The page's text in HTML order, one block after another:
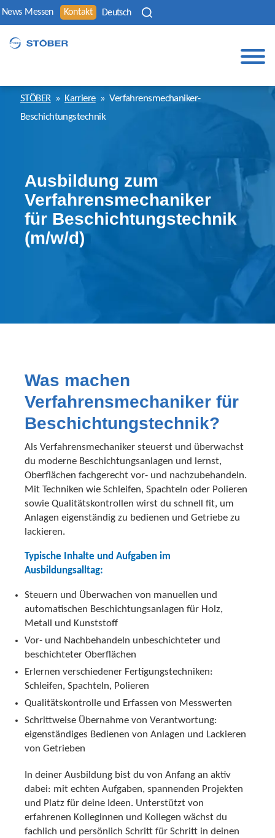
News Messen Kontakt Deutsch
STÖBER » Karriere » Verfahrensmechaniker-
Beschichtungstechnik
Ausbildung zum
Verfahrensmechaniker
für Beschichtungstechnik
(m/w/d)
Was machen
Verfahrensmechaniker für
Beschichtungstechnik?
Als Verfahrensmechaniker steuerst und überwachst
du moderne Beschichtungsanlagen und lernst,
Oberflächen fachgerecht vor- und nachzubehandeln.
Mit Techniken wie Schleifen, Spachteln oder Polieren
sowie Qualitätskontrollen wirst du schnell fit, um
Anlagen eigenständig zu bedienen und Getriebe zu
lackieren.
Typische Inhalte und Aufgaben im
Ausbildungsalltag:
Steuern und Überwachen von manuellen und
automatischen Beschichtungsanlagen für Holz,
Metall und Kunststoff
Vor- und Nachbehandeln unbeschichteter und
beschichteter Oberflächen
Erlernen verschiedener Fertigungstechniken:
Schleifen, Spachteln, Polieren
Qualitätskontrolle und Erfassen von Messwerten
Schrittweise Übernahme von Verantwortung:
eigenständiges Bedienen von Anlagen und Lackieren
von Getrieben
In deiner Ausbildung bist du von Anfang an aktiv
dabei: mit echten Aufgaben, spannenden Projekten
und Platz für deine Ideen. Unterstützt von
erfahrenen Kolleginnen und Kollegen wächst du
fachlich und persönlich Schritt für Schritt in deinen